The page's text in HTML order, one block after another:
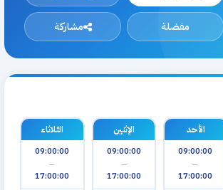
مفضلة مشاركة
الأحد
09:00:00
—
17:00:00
الإثنين
09:00:00
—
17:00:00
الثلاثاء
09:00:00
—
17:00:00